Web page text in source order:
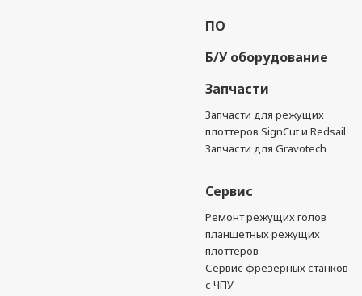
ПО
Б/У оборудование
Запчасти
Запчасти для режущих
плоттеров SignCut и Redsail
Запчасти для Gravotech
Сервис
Ремонт режущих голов
планшетных режущих
плоттеров
Сервис фрезерных станков
с ЧПУ